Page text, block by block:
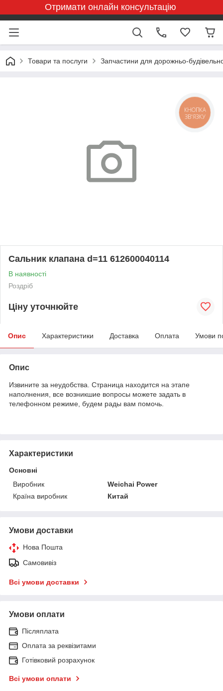
Отримати онлайн консультацію
Товари та послуги Запчастини для дорожньо-
Сальник клапана d=11 612600040114
В наявності
Роздріб
Ціну уточнюйте
Опис Характеристики Доставка Оплата Умови
Опис
Извините за неудобства. Страница находится на этапе
наполнения, все возникшие вопросы можете задать в
телефонном режиме, будем рады вам помочь.
Характеристики
Основні
Виробник
Weichai Power
Країна виробник
Китай
Умови доставки
Нова Пошта
Самовивіз
Всі умови доставки
Умови оплати
Післяплата
Оплата за реквізитами
Готівковий розрахунок
Всі умови оплати
КНОПКА
ЗВ'ЯЗКУ